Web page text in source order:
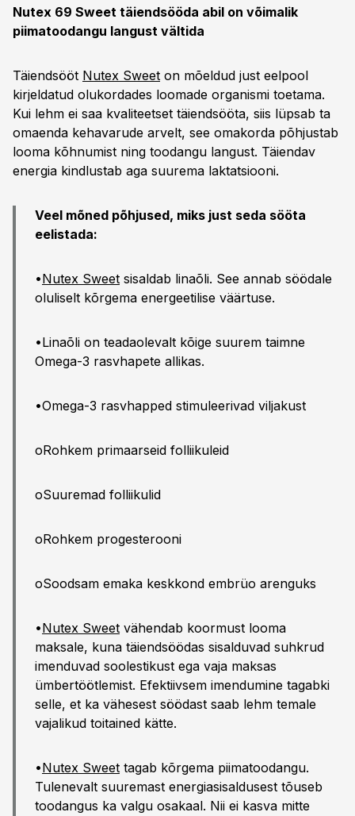
Nutex 69 Sweet täiendsööda abil on võimalik
piimatoodangu langust vältida
Täiendsööt Nutex Sweet on mõeldud just eelpool
kirjeldatud olukordades loomade organismi toetama.
Kui lehm ei saa kvaliteetset täiendsööta, siis lüpsab ta
omaenda kehavarude arvelt, see omakorda põhjustab
looma kõhnumist ning toodangu langust. Täiendav
energia kindlustab aga suurema laktatsiooni.
Veel mõned põhjused, miks just seda sööta
eelistada:
•Nutex Sweet sisaldab linaõli. See annab söödale
oluliselt kõrgema energeetilise väärtuse.
•Linaõli on teadaolevalt kõige suurem taimne
Omega-3 rasvhapete allikas.
•Omega-3 rasvhapped stimuleerivad viljakust
oRohkem primaarseid folliikuleid
oSuuremad folliikulid
oRohkem progesterooni
oSoodsam emaka keskkond embrüo arenguks
•Nutex Sweet vähendab koormust looma
maksale, kuna täiendsöödas sisalduvad suhkrud
imenduvad soolestikust ega vaja maksas
ümbertöötlemist. Efektiivsem imendumine tagabki
selle, et ka vähesest söödast saab lehm temale
vajalikud toitained kätte.
•Nutex Sweet tagab kõrgema piimatoodangu.
Tulenevalt suuremast energiasisaldusest tõuseb
toodangus ka valgu osakaal. Nii ei kasva mitte